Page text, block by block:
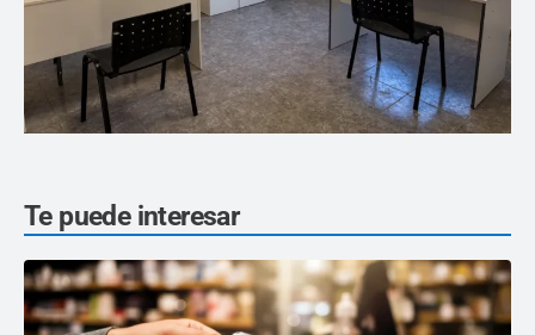
Te puede interesar